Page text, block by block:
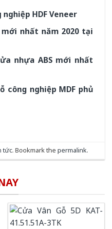
HDF Veneer
nhất năm 2020 tại
nhựa ABS mới nhất
công nghiệp MDF phủ
tức. Bookmark the permalink.